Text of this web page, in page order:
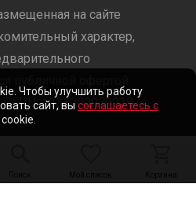
Поиск Мой список Корзина
на сайте
характер,
ОГРН: 1235000079918
в
Чтобы улучшить работу
сайт, вы соглашаетесь с